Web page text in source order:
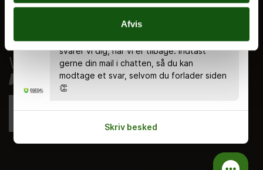
Afvis
Tilgængelighedserklæring
8.00 - 18.00 🤗 Du kan stadig skrive en
svarer vi dig, når vi er tilbage. Indtast
gerne din mail i chatten, så du kan
modtage et svar, selvom du forlader siden
👏
Skriv besked